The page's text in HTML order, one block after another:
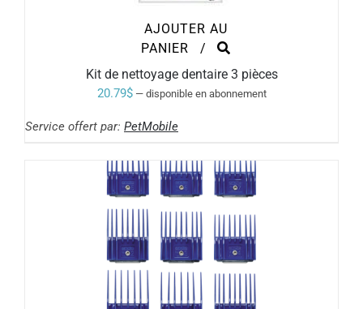
AJOUTER AU
PANIER
/
Kit de nettoyage dentaire 3 pièces
20.79$ —disponible en abonnement
Service offert par: PetMobile